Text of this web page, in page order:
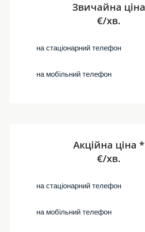
Звичайна ціна
€/хв.
на стаціонарний телефон
на мобільний телефон
Акційна ціна *
€/хв.
на стаціонарний телефон
на мобільний телефон